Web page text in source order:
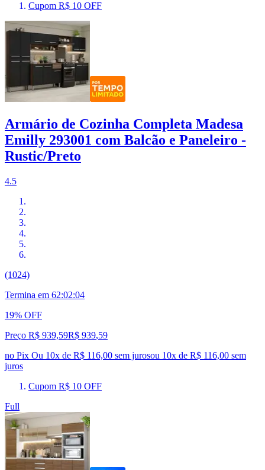
Cupom R$ 10 OFF
Armário de Cozinha Completa Madesa
Emilly 293001 com Balcão e Paneleiro -
Rustic/Preto
4.5
(1024)
Termina em 62:02:03
19% OFF
Preço R$ 939,59R$ 939,59
no Pix Ou 10x de R$ 116,00 sem jurosou 10x de R$ 116,00 sem
juros
Cupom R$ 10 OFF
Full